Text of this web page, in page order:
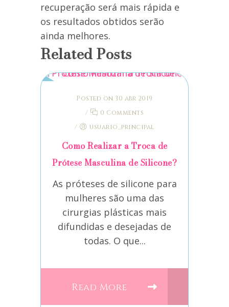
recuperação será mais rápida e
os resultados obtidos serão
ainda melhores.
Related Posts
Posted on 30 abr 2019
/
0 Comments
/
usuario_principal
Como Realizar a Troca de
Prótese Masculina de Silicone?
As próteses de silicone para
mulheres são uma das
cirurgias plásticas mais
difundidas e desejadas de
todas. O que...
Read More